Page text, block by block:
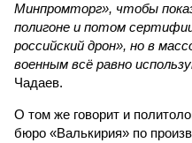
Минпромторг», чтобы
полигоне и потом
российский дрон», но в
военным всё равно
Чадаев.
О том же говорит и
бюро «Валькирия» по